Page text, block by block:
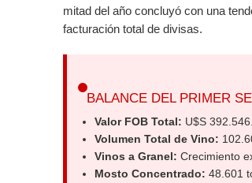
mitad del año concluyó con una
facturación total de divisas.
BALANCE DEL PRIMER
Valor FOB Total: U$S
Volumen Total de Vino:
Vinos a Granel: Crecimiento
Mosto Concentrado: 48.601